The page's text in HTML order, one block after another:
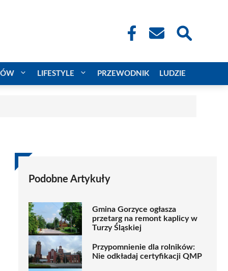
LIFESTYLE PRZEWODNIK LUDZIE
Podobne Artykuły
Gmina Gorzyce ogłasza
przetarg na remont kaplicy w
Turzy Śląskiej
Przypomnienie dla rolników:
Nie odkładaj certyfikacji QMP